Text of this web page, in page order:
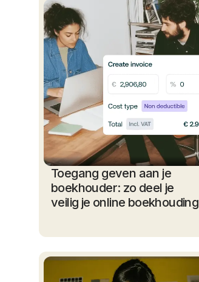
Toegang geven aan je
boekhouder: zo deel je
veilig je online boekhouding